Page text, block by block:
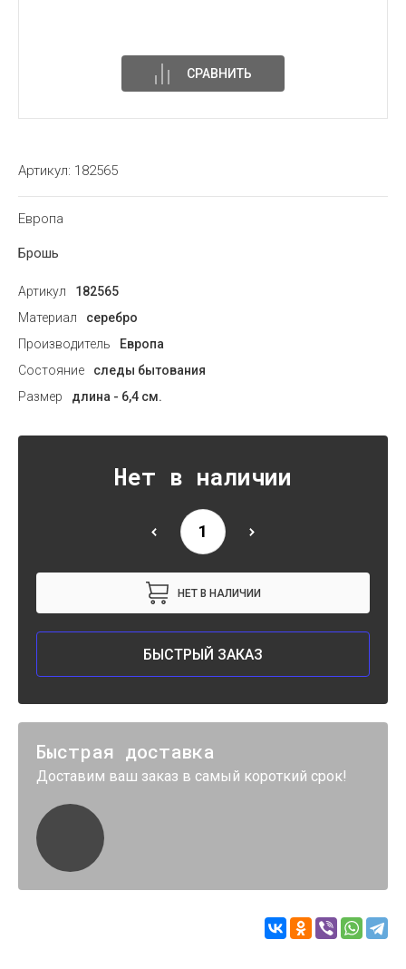
СРАВНИТЬ
Артикул: 182565
Европа
Брошь
Артикул
182565
Материал
серебро
Производитель
Европа
Состояние
следы бытования
Размер
длина - 6,4 см.
Нет в наличии
НЕТ В НАЛИЧИИ
БЫСТРЫЙ ЗАКАЗ
Быстрая доставка
Доставим ваш заказ в самый короткий срок!